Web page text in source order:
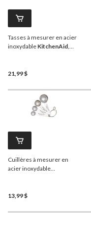
Tasses à mesurer en acier
inoxydable KitchenAid
21,99 $
Cuillères à mesurer en
acier inoxydable
13,99 $